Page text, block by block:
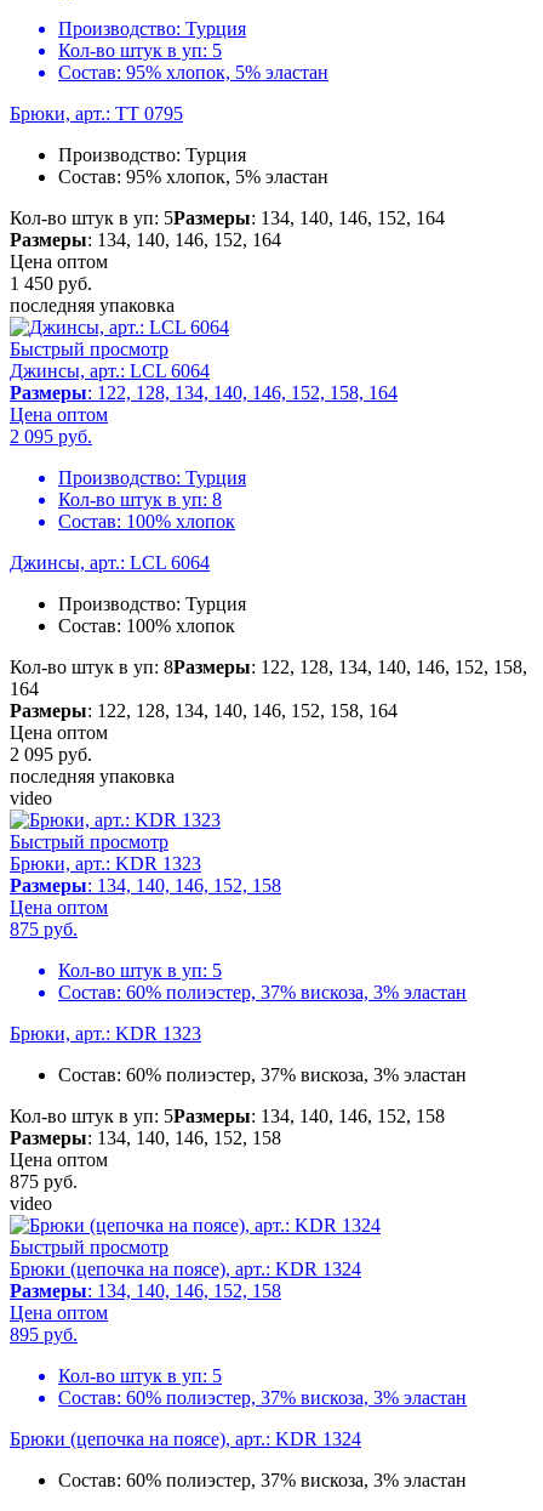
Производство: Турция
Кол-во штук в уп: 5
Состав: 95% хлопок, 5% эластан
Брюки, арт.: TT 0795
Производство: Турция
Состав: 95% хлопок, 5% эластан
Кол-во штук в уп: 5Размеры: 134, 140, 146, 152, 164
Размеры: 134, 140, 146, 152, 164
Цена оптом
1 450 руб.
последняя упаковка
Быстрый просмотр
Джинсы, арт.: LCL 6064
Размеры: 122, 128, 134, 140, 146, 152, 158, 164
Цена оптом
2 095 руб.
Производство: Турция
Кол-во штук в уп: 8
Состав: 100% хлопок
Джинсы, арт.: LCL 6064
Производство: Турция
Состав: 100% хлопок
Кол-во штук в уп: 8Размеры: 122, 128, 134, 140, 146, 152, 158,
164
Размеры: 122, 128, 134, 140, 146, 152, 158, 164
Цена оптом
2 095 руб.
последняя упаковка
video
Быстрый просмотр
Брюки, арт.: KDR 1323
Размеры: 134, 140, 146, 152, 158
Цена оптом
875 руб.
Кол-во штук в уп: 5
Состав: 60% полиэстер, 37% вискоза, 3% эластан
Брюки, арт.: KDR 1323
Состав: 60% полиэстер, 37% вискоза, 3% эластан
Кол-во штук в уп: 5Размеры: 134, 140, 146, 152, 158
Размеры: 134, 140, 146, 152, 158
Цена оптом
875 руб.
video
Быстрый просмотр
Брюки (цепочка на поясе), арт.: KDR 1324
Размеры: 134, 140, 146, 152, 158
Цена оптом
895 руб.
Кол-во штук в уп: 5
Состав: 60% полиэстер, 37% вискоза, 3% эластан
Брюки (цепочка на поясе), арт.: KDR 1324
Состав: 60% полиэстер, 37% вискоза, 3% эластан